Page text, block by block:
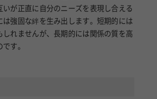
いが正直に自分のニーズを表現し合える
は強固な絆を生み出します。短期的には
しれませんが、長期的には関係の質を高
す。